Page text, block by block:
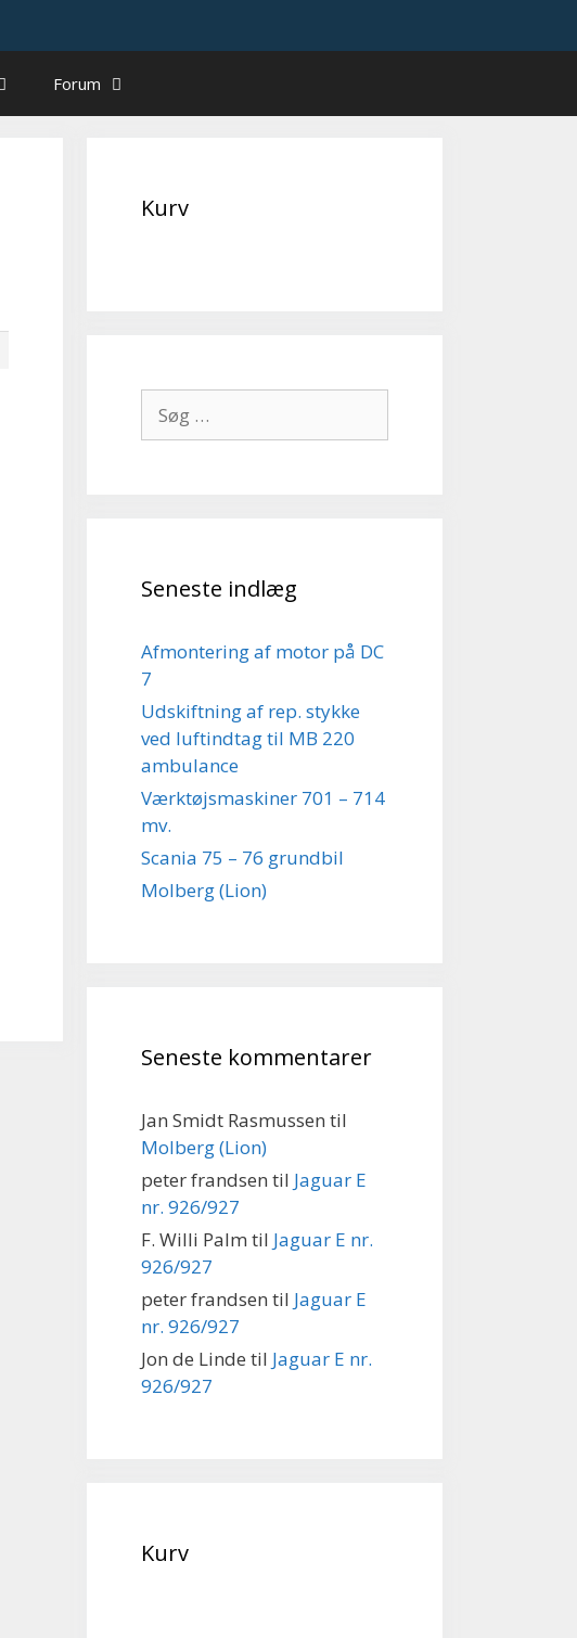
Forum
Kurv
efter:
Seneste indlæg
Afmontering af motor på DC
7
Udskiftning af rep. stykke
ved luftindtag til MB 220
ambulance
Værktøjsmaskiner 701 – 714
mv.
Scania 75 – 76 grundbil
Molberg (Lion)
Seneste kommentarer
Jan Smidt Rasmussen til
Molberg (Lion)
peter frandsen til Jaguar E
nr. 926/927
F. Willi Palm til Jaguar E nr.
926/927
peter frandsen til Jaguar E
nr. 926/927
Jon de Linde til Jaguar E nr.
926/927
Kurv